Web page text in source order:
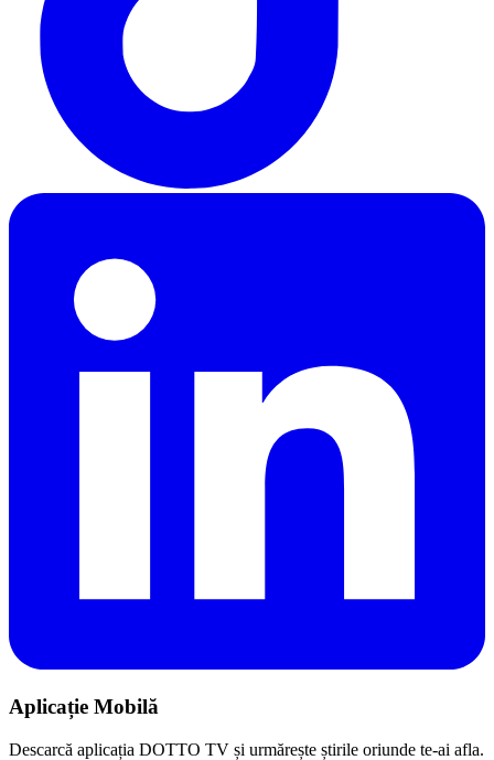
Aplicație Mobilă
Descarcă aplicația DOTTO TV și urmărește știrile oriunde te-ai afla.